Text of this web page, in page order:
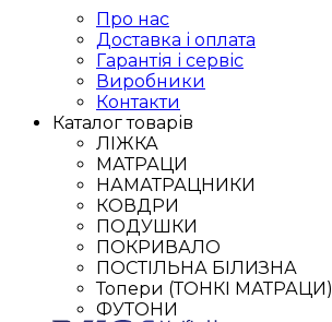
Про нас
Доставка і оплата
Гарантія і сервіс
Виробники
Контакти
Каталог товарів
ЛІЖКА
МАТРАЦИ
НАМАТРАЦНИКИ
КОВДРИ
ПОДУШКИ
ПОКРИВАЛО
ПОСТІЛЬНА БІЛИЗНА
Топери (ТОНКІ МАТРАЦИ)
ФУТОНИ